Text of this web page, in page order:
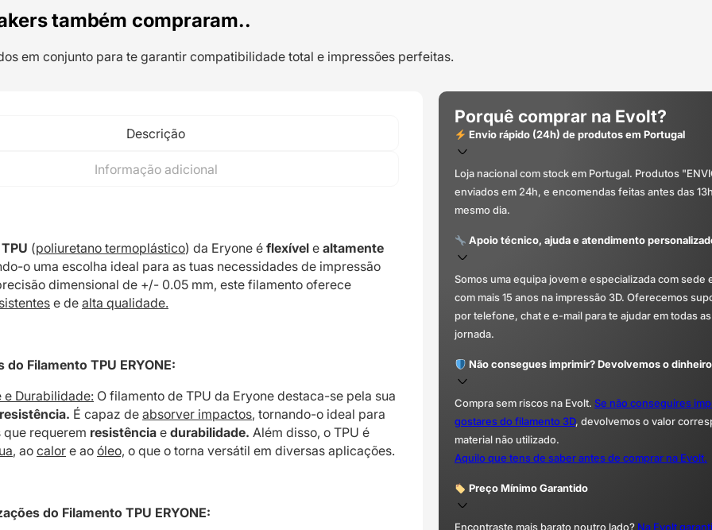
também compraram..
em conjunto para te garantir compatibilidade total e impressões perfeitas.
Descrição
Informação adicional
TPU (poliuretano termoplástico) da Eryone é flexível e altamente
o uma escolha ideal para as tuas necessidades de impressão
dimensional de +/- 0.05 mm, este filamento oferece
e de alta qualidade.
Filamento TPU ERYONE:
Durabilidade: O filamento de TPU da Eryone destaca-se pela sua
resistência. É capaz de absorver impactos, tornando-o ideal para
requerem resistência e durabilidade. Além disso, o TPU é
, ao calor e ao óleo, o que o torna versátil em diversas aplicações.
do Filamento TPU ERYONE:
Porquê comprar na Evolt?
Envio rápido (24h) de produtos em Portugal
Loja nacional com stock em Portugal. Produtos
enviados em 24h, e encomendas feitas antes das
mesmo dia.
Apoio técnico, ajuda e atendimento
Somos uma equipa jovem e especializada com sede
com mais 15 anos na impressão 3D. Oferecemos
por telefone, chat e e-mail para te ajudar em todas
jornada.
Não consegues imprimir? Devolvemos o
Compra sem riscos na Evolt. Se não conseguires
gostares do filamento 3D, devolvemos o valor
material não utilizado.
Aquilo que tens de saber antes de comprar na Evolt.
Preço Mínimo Garantido
Encontraste mais barato noutro lado? Na Evolt